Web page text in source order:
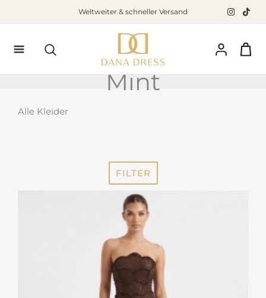
Weltweiter & schneller Versand
Suchen
Mint
Alle Kleider
FILTER